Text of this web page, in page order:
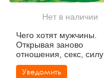
Нет в наличии
Чего хотят мужчины.
Открывая заново
отношения, секс, силу
(2023)
Уведомить